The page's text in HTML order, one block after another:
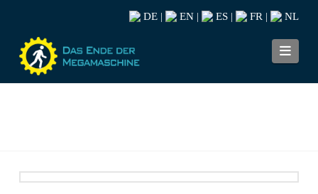
DE EN ES FR NL